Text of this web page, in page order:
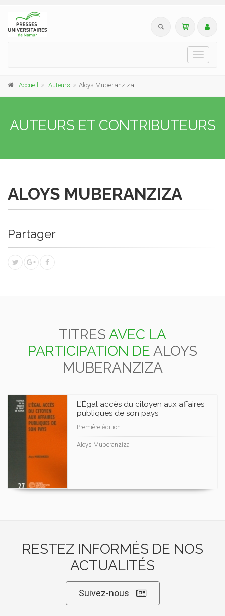
Toggle
Accueil Auteurs Aloys Muberanziza
AUTEURS ET CONTRIBUTEURS
ALOYS MUBERANZIZA
Partager
TITRES AVEC LA
PARTICIPATION DE ALOYS
MUBERANZIZA
L'Égal accès du citoyen aux affaires
publiques de son pays
Première édition
Aloys Muberanziza
RESTEZ INFORMÉS DE NOS
ACTUALITÉS
Suivez-nous